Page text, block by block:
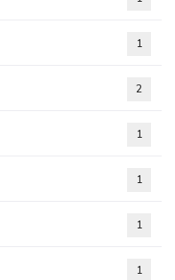
1
2
1
1
1
1